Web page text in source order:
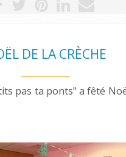
DE LA CRÈCHE
pas ta ponts" a fêté